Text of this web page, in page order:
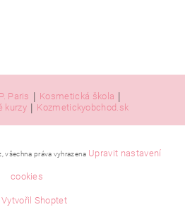
Paris | Kosmetická škola |
kurzy | Kozmetickyobchod.sk
práva vyhrazena Upravit nastavení
cookies
Vytvořil Shoptet